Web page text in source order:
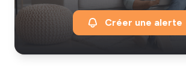
Créer une alerte